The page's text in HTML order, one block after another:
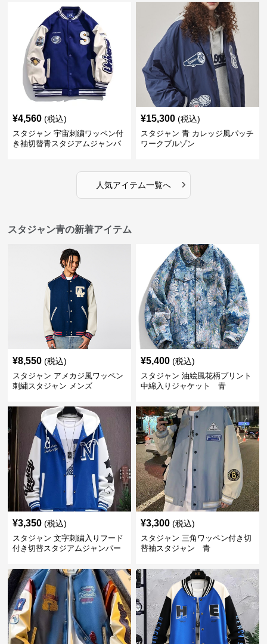
¥4,560 (税込)
スタジャン 宇宙刺繍ワッペン付
き袖切替青スタジアムジャンパ
¥15,300 (税込)
スタジャン 青 カレッジ風パッチ
ワークブルゾン
人気アイテム一覧へ ›
スタジャン青の新着アイテム
¥8,550 (税込)
スタジャン アメカジ風ワッペン
刺繍スタジャン メンズ
¥5,400 (税込)
スタジャン 油絵風花柄プリント
中綿入りジャケット 青
¥3,350 (税込)
スタジャン 文字刺繍入りフード
付き切替スタジアムジャンパー
¥3,300 (税込)
スタジャン 三角ワッペン付き切
替袖スタジャン 青